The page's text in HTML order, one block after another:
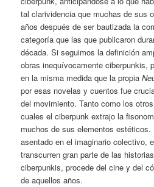
tal clarividencia que muchas de sus
años después de ser bautizada la
categoría que las que publicaron
década. Si seguimos la definición
obras inequívocamente ciberpunkis,
en la misma medida que la propia
por esas novelas y cuentos fue
del movimiento. Tanto como los
cuales el ciberpunk extrajo la
muchos de sus elementos
asentado en el imaginario colectivo,
transcurren gran parte de las
ciberpunkis, procede del cine y del
de aquellos años.